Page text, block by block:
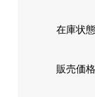
在庫状
販売価格